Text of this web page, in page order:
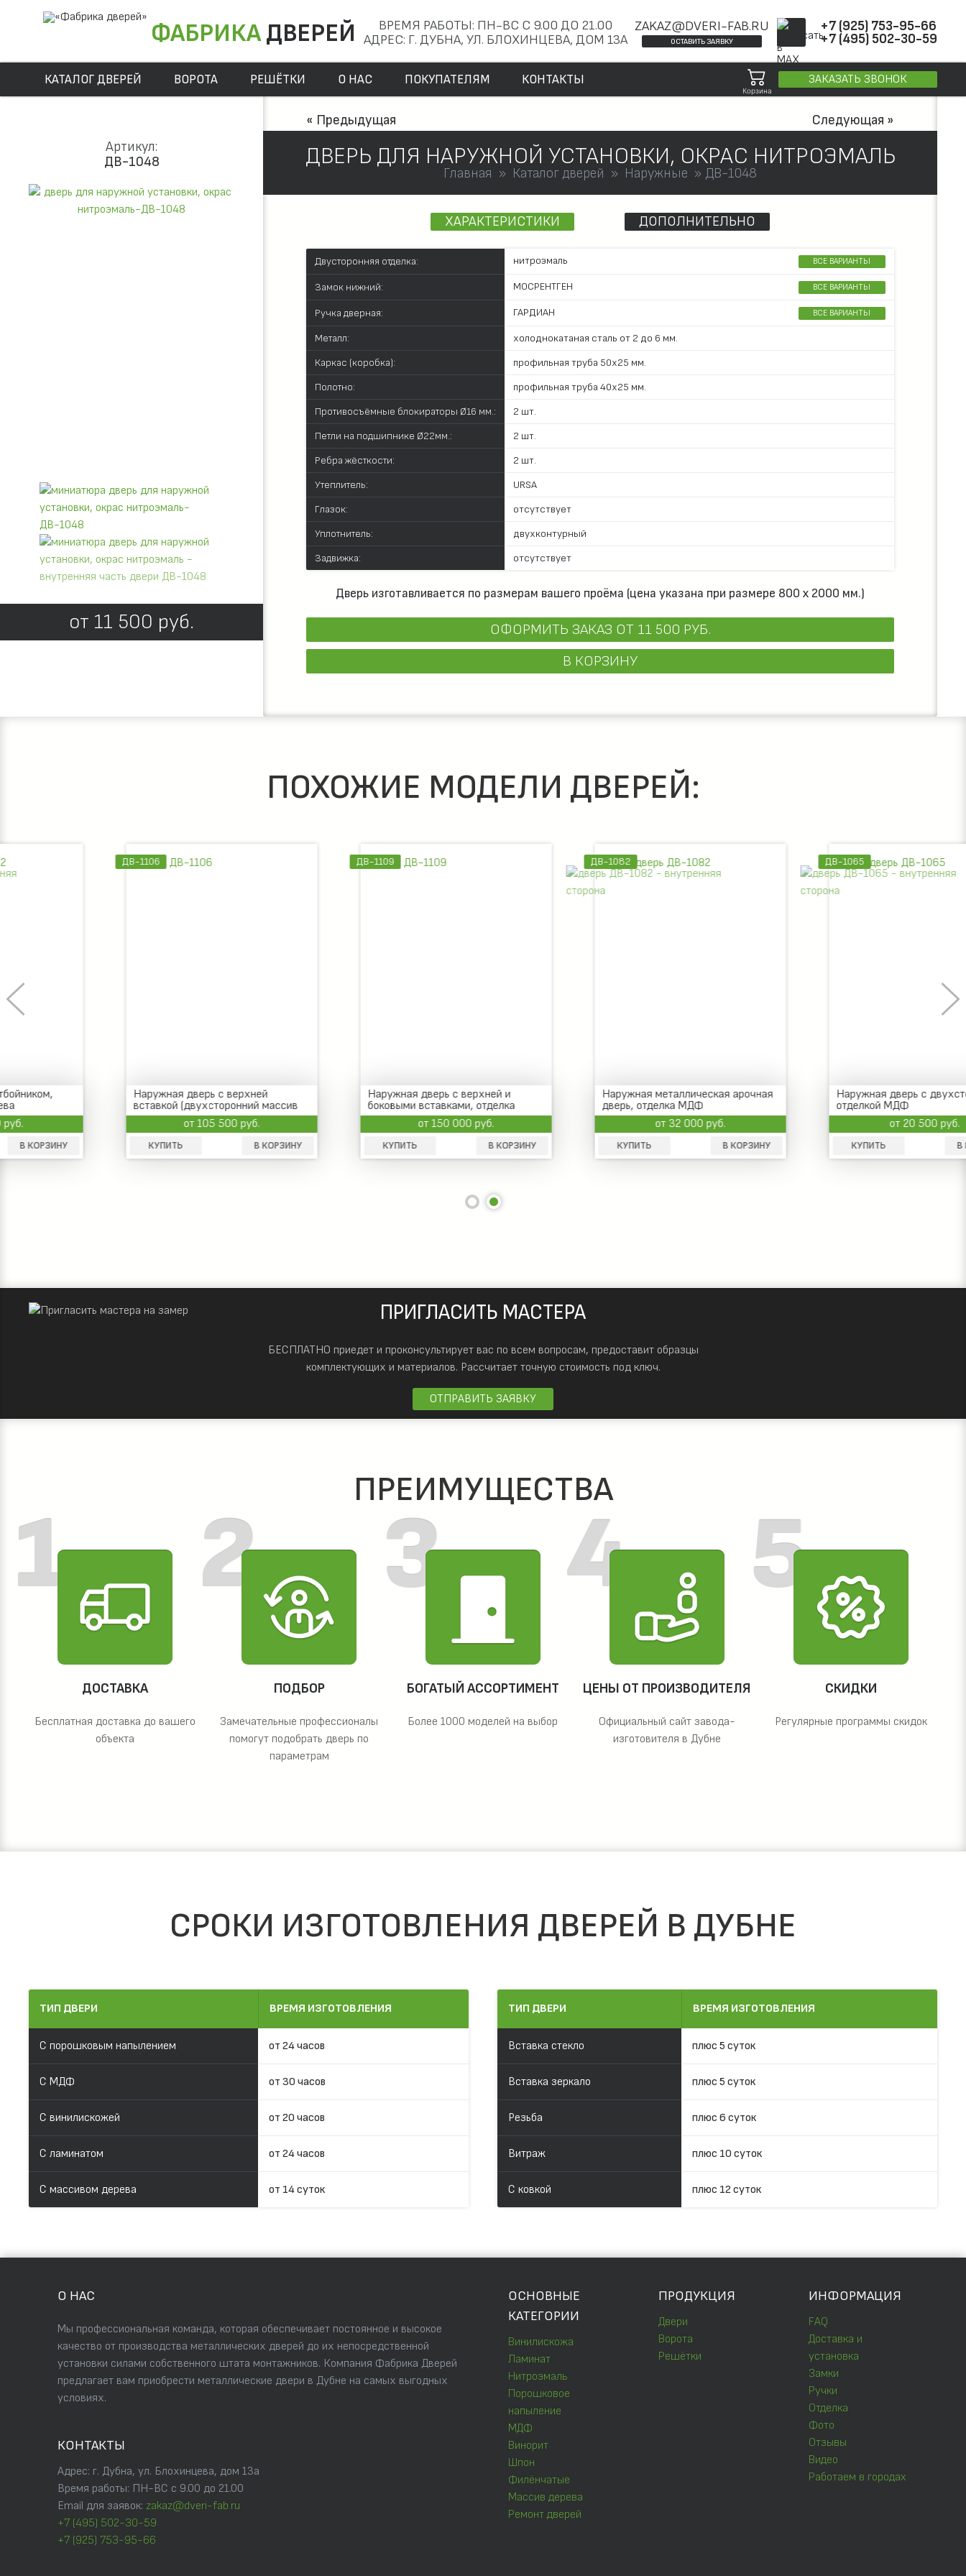
ФАБРИКАДВЕРЕЙ
ВРЕМЯ РАБОТЫ: ПН-ВС С 9.00 ДО 21.00
АДРЕС: Г. ДУБНА, УЛ. БЛОХИНЦЕВА, ДОМ 13А
ZAKAZ@DVERI-FAB.RU
ОСТАВИТЬ ЗАЯВКУ
+7 (925) 753-95-66
+7 (495) 502-30-59
КАТАЛОГ ДВЕРЕЙ ВОРОТА РЕШЁТКИ О НАС ПОКУПАТЕЛЯМ КОНТАКТЫ
Корзина
ЗАКАЗАТЬ ЗВОНОК
Артикул:
ДВ-1048
от 11 500 руб.
« Предыдущая Следующая »
ДВЕРЬ ДЛЯ НАРУЖНОЙ УСТАНОВКИ, ОКРАС НИТРОЭМАЛЬ
Главная Каталог дверей Наружные ДВ-1048
ХАРАКТЕРИСТИКИ ДОПОЛНИТЕЛЬНО
Двусторонняя отделка: нитроэмаль ВСЕ ВАРИАНТЫ
Замок нижний: МОСРЕНТГЕН ВСЕ ВАРИАНТЫ
Ручка дверная: ГАРДИАН ВСЕ ВАРИАНТЫ
Металл:
холоднокатаная сталь от 2 до 6 мм.
Каркас (коробка):
профильная труба 50х25 мм.
Полотно:
профильная труба 40х25 мм.
Противосъёмные блокираторы Ø16 мм.:
2 шт.
Петли на подшипнике Ø22мм.:
2 шт.
Ребра жёсткости:
2 шт.
Утеплитель:
URSA
Глазок:
отсутствует
Уплотнитель:
двухконтурный
Задвижка:
отсутствует
Дверь изготавливается по размерам вашего проёма (цена указана при размере 800 х 2000 мм.)
ОФОРМИТЬ ЗАКАЗ ОТ 11 500 РУБ.
В КОРЗИНУ
ПОХОЖИЕ МОДЕЛИ ДВЕРЕЙ:
Наружная дверь с верхней
вставкой (двухсторонний массив
дерева)
КУПИТЬ В КОРЗИНУ
Наружная дверь с верхней и
боковыми вставками, отделка
шпоном
КУПИТЬ В КОРЗИНУ
Наружная металлическая арочная
дверь, отделка МДФ
КУПИТЬ В КОРЗИНУ
Наружная дверь с двухсторонней
КУПИТЬ В КОРЗИНУ
ПРИГЛАСИТЬ МАСТЕРА
БЕСПЛАТНО приедет и проконсультирует вас по всем вопросам, предоставит образцы
комплектующих и материалов. Рассчитает точную стоимость под ключ.
ОТПРАВИТЬ ЗАЯВКУ
ПРЕИМУЩЕСТВА
ДОСТАВКА
Бесплатная доставка до вашего
объекта
ПОДБОР
Замечательные профессионалы
помогут подобрать дверь по
параметрам
БОГАТЫЙ АССОРТИМЕНТ
Более 1000 моделей на выбор
ЦЕНЫ ОТ ПРОИЗВОДИТЕЛЯ
Официальный сайт завода-
изготовителя в Дубне
СКИДКИ
Регулярные программы скидок
СРОКИ ИЗГОТОВЛЕНИЯ ДВЕРЕЙ В ДУБНЕ
ТИП ДВЕРИ ВРЕМЯ ИЗГОТОВЛЕНИЯ
С порошковым напылением от 24 часов
С МДФ от 30 часов
С винилискожей от 20 часов
С ламинатом от 24 часов
С массивом дерева от 14 суток
ТИП ДВЕРИ ВРЕМЯ ИЗГОТОВЛЕНИЯ
Вставка стекло плюс 5 суток
Вставка зеркало плюс 5 суток
Резьба плюс 6 суток
Витраж плюс 10 суток
С ковкой плюс 12 суток
О НАС
Мы профессиональная команда, которая обеспечивает постоянное и высокое
качество от производства металлических дверей до их непосредственной
установки силами собственного штата монтажников. Компания Фабрика Дверей
предлагает вам приобрести металлические двери в Дубне на самых выгодных
условиях.
КОНТАКТЫ
Адрес: г. Дубна, ул. Блохинцева, дом 13а
Время работы: ПН-ВС с 9.00 до 21.00
Email для заявок: zakaz@dveri-fab.ru
+7 (495) 502-30-59
+7 (925) 753-95-66
ОСНОВНЫЕ
КАТЕГОРИИ
Винилискожа
Ламинат
Нитроэмаль
Порошковое
напыление
МДФ
Винорит
Шпон
Филёнчатые
Массив дерева
Ремонт дверей
ПРОДУКЦИЯ
Двери
Ворота
Решётки
ИНФОРМАЦИЯ
FAQ
Доставка и
установка
Замки
Ручки
Отделка
Фото
Отзывы
Видео
Работаем в городах